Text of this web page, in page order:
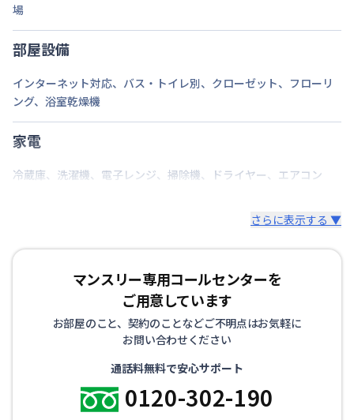
場
部屋設備
インターネット対応、 バス・トイレ別、 クローゼット、 フローリ
ング、 浴室乾燥機
家電
冷蔵庫、 洗濯機、 電子レンジ、 掃除機、 ドライヤー、 エアコン
さらに表示する ▼
マンスリー専用コールセンターを
ご用意しています
お部屋のこと、契約のことなどご不明点はお気軽に
お問い合わせください
通話料無料で安心サポート
0120-302-190